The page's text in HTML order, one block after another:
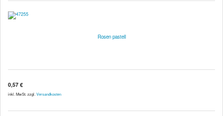
Rosen pastell
0,57 €
inkl. MwSt. zzgl. Versandkosten